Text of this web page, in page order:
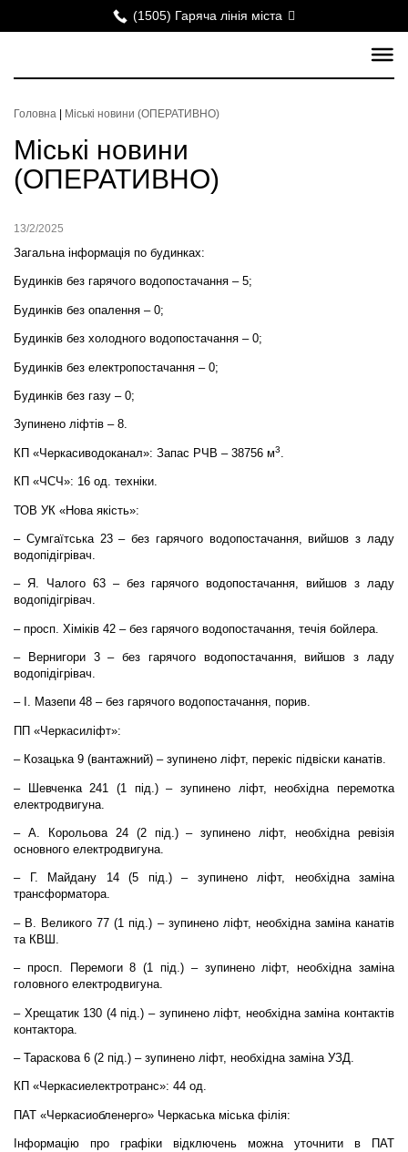
(1505) Гаряча лінія міста
Головна Міські новини (ОПЕРАТИВНО)
Міські новини
(ОПЕРАТИВНО)
13/2/2025
Загальна інформація по будинках:
Будинків без гарячого водопостачання – 5;
Будинків без опалення – 0;
Будинків без холодного водопостачання – 0;
Будинків без електропостачання – 0;
Будинків без газу – 0;
Зупинено ліфтів – 8.
КП «Черкасиводоканал»: Запас РЧВ – 38756 м3
КП «ЧСЧ»: 16 од. техніки.
ТОВ УК «Нова якість»:
– Сумгаїтська 23 – без гарячого водопостачання, вийшов з ладу
водопідігрівач.
– Я. Чалого 63 – без гарячого водопостачання, вийшов з ладу
водопідігрівач.
– просп. Хіміків 42 – без гарячого водопостачання, течія бойлера.
– Вернигори 3 – без гарячого водопостачання, вийшов з ладу
водопідігрівач.
– І. Мазепи 48 – без гарячого водопостачання, порив.
ПП «Черкасиліфт»:
– Козацька 9 (вантажний) – зупинено ліфт, перекіс підвіски канатів.
– Шевченка 241 (1 під.) – зупинено ліфт, необхідна перемотка
електродвигуна.
– А. Корольова 24 (2 під.) – зупинено ліфт, необхідна ревізія
основного електродвигуна.
– Г. Майдану 14 (5 під.) – зупинено ліфт, необхідна заміна
трансформатора.
– В. Великого 77 (1 під.) – зупинено ліфт, необхідна заміна канатів
та КВШ.
– просп. Перемоги 8 (1 під.) – зупинено ліфт, необхідна заміна
головного електродвигуна.
– Хрещатик 130 (4 під.) – зупинено ліфт, необхідна заміна контактів
контактора.
– Тараскова 6 (2 під.) – зупинено ліфт, необхідна заміна УЗД.
КП «Черкасиелектротранс»: 44 од.
ПАТ «Черкасиобленерго» Черкаська міська філія:
Інформацію про графіки відключень можна уточнити в ПАТ